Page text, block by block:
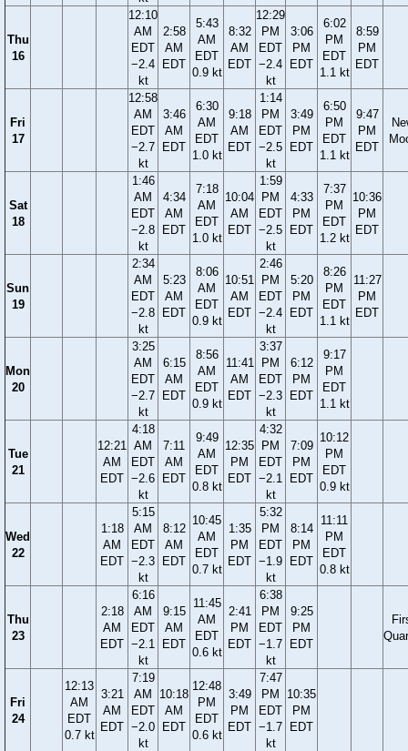
Thu
16
12:10
AM
EDT
−2.4
kt
2:58
AM
EDT
5:43
AM
EDT
0.9 kt
8:32
AM
EDT
12:29
PM
EDT
−2.4
kt
3:06
PM
EDT
6:02
PM
EDT
1.1 kt
8:59
PM
EDT
Fri
17
12:58
AM
EDT
−2.7
kt
3:46
AM
EDT
6:30
AM
EDT
1.0 kt
9:18
AM
EDT
1:14
PM
EDT
−2.5
kt
3:49
PM
EDT
6:50
PM
EDT
1.1 kt
9:47
PM
EDT
Sat
18
1:46
AM
EDT
−2.8
kt
4:34
AM
EDT
7:18
AM
EDT
1.0 kt
10:04
AM
EDT
1:59
PM
EDT
−2.5
kt
4:33
PM
EDT
7:37
PM
EDT
1.2 kt
10:36
PM
EDT
Sun
19
2:34
AM
EDT
−2.8
kt
5:23
AM
EDT
8:06
AM
EDT
0.9 kt
10:51
AM
EDT
2:46
PM
EDT
−2.4
kt
5:20
PM
EDT
8:26
PM
EDT
1.1 kt
11:27
PM
EDT
Mon
20
3:25
AM
EDT
−2.7
kt
6:15
AM
EDT
8:56
AM
EDT
0.9 kt
11:41
AM
EDT
3:37
PM
EDT
−2.3
kt
6:12
PM
EDT
9:17
PM
EDT
1.1 kt
Tue
21
12:21
AM
EDT
4:18
AM
EDT
−2.6
kt
7:11
AM
EDT
9:49
AM
EDT
0.8 kt
12:35
PM
EDT
4:32
PM
EDT
−2.1
kt
7:09
PM
EDT
10:12
PM
EDT
0.9 kt
Wed
22
1:18
AM
EDT
5:15
AM
EDT
−2.3
kt
8:12
AM
EDT
10:45
AM
EDT
0.7 kt
1:35
PM
EDT
5:32
PM
EDT
−1.9
kt
8:14
PM
EDT
11:11
PM
EDT
0.8 kt
Thu
23
2:18
AM
EDT
6:16
AM
EDT
−2.1
kt
9:15
AM
EDT
11:45
AM
EDT
0.6 kt
2:41
PM
EDT
6:38
PM
EDT
−1.7
kt
9:25
PM
EDT
Fri
24
12:13
AM
EDT
0.7 kt
3:21
AM
EDT
7:19
AM
EDT
−2.0
kt
10:18
AM
EDT
12:48
PM
EDT
0.6 kt
3:49
PM
EDT
7:47
PM
EDT
−1.7
kt
10:35
PM
EDT